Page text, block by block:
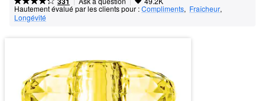
Hautement évalué par les clients pour :Compliments, Fraîcheur,
Longévité